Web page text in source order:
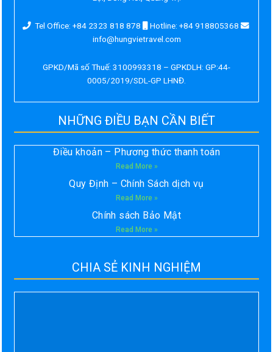
Tel Office: +84 2323 818 878
Hotline: +84 918805368
info@hungvietravel.com
GPKD/Mã số Thuế: 3100993318 – GPKDLH: GP:44-
0005/2019/SDL-GP LHNĐ.
NHỮNG ĐIỀU BẠN CẦN BIẾT
Điều khoản – Phương thức thanh toán
Read More »
Quy Định – Chính Sách dịch vụ
Read More »
Chính sách Bảo Mật
Read More »
CHIA SẺ KINH NGHIỆM